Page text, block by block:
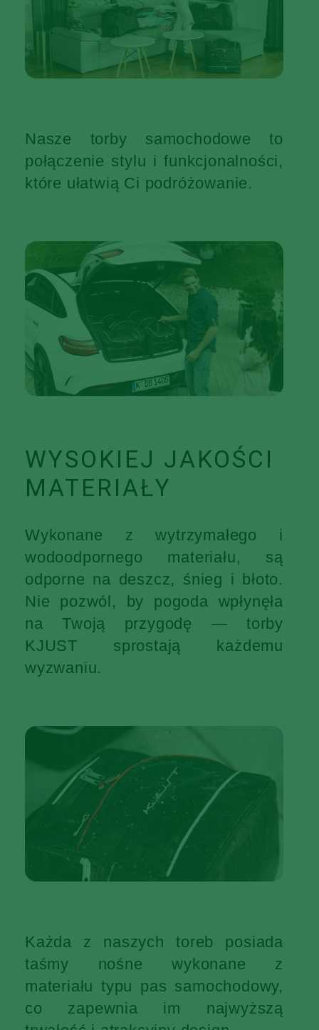
Nasze torby samochodowe to
połączenie stylu i funkcjonalności,
które ułatwią Ci podróżowanie.
WYSOKIEJ JAKOŚCI
MATERIAŁY
Wykonane z wytrzymałego i
wodoodpornego materiału, są
odporne na deszcz, śnieg i błoto.
Nie pozwól, by pogoda wpłynęła
na Twoją przygodę — torby
KJUST sprostają każdemu
wyzwaniu.
Każda z naszych toreb posiada
taśmy nośne wykonane z
materiału typu pas samochodowy,
co zapewnia im najwyższą